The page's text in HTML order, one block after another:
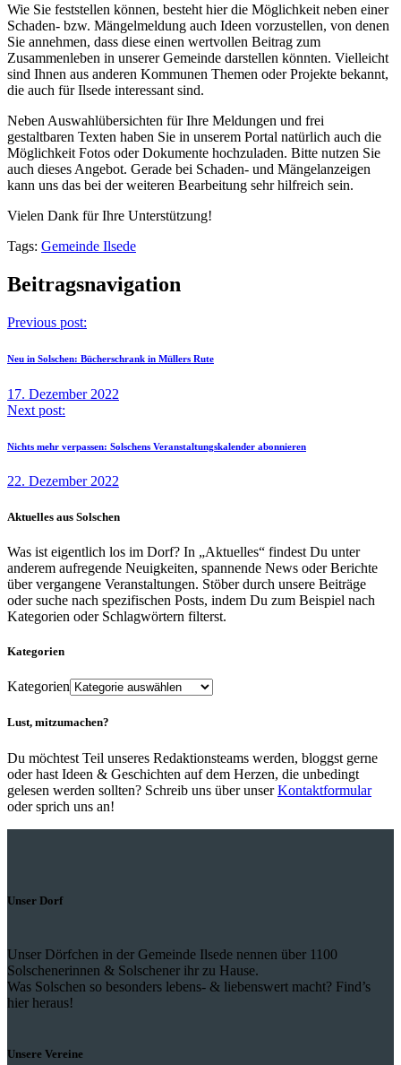
Wie Sie feststellen können, besteht hier die Möglichkeit neben einer
Schaden- bzw. Mängelmeldung auch Ideen vorzustellen, von denen
Sie annehmen, dass diese einen wertvollen Beitrag zum
Zusammenleben in unserer Gemeinde darstellen könnten. Vielleicht
sind Ihnen aus anderen Kommunen Themen oder Projekte bekannt,
die auch für Ilsede interessant sind.
Neben Auswahlübersichten für Ihre Meldungen und frei
gestaltbaren Texten haben Sie in unserem Portal natürlich auch die
Möglichkeit Fotos oder Dokumente hochzuladen. Bitte nutzen Sie
auch dieses Angebot. Gerade bei Schaden- und Mängelanzeigen
kann uns das bei der weiteren Bearbeitung sehr hilfreich sein.
Vielen Dank für Ihre Unterstützung!
Tags: Gemeinde Ilsede
Beitragsnavigation
Previous post:
Neu in Solschen: Bücherschrank in Müllers Rute
17. Dezember 2022
Next post:
Nichts mehr verpassen: Solschens Veranstaltungskalender abonnieren
22. Dezember 2022
Aktuelles aus Solschen
Was ist eigentlich los im Dorf? In „Aktuelles“ findest Du unter
anderem aufregende Neuigkeiten, spannende News oder Berichte
über vergangene Veranstaltungen. Stöber durch unsere Beiträge
oder suche nach spezifischen Posts, indem Du zum Beispiel nach
Kategorien oder Schlagwörtern filterst.
Kategorien
Kategorien
Lust, mitzumachen?
Du möchtest Teil unseres Redaktionsteams werden, bloggst gerne
oder hast Ideen & Geschichten auf dem Herzen, die unbedingt
gelesen werden sollten? Schreib uns über unserKontaktformular
oder sprich uns an!
Unser Dorf
Unser Dörfchen in der Gemeinde Ilsede nennen über 1100
Solschenerinnen & Solschener ihr zu Hause.
Was Solschen so besonders lebens- & liebenswert macht? Find’s
hier heraus!
Unsere Vereine